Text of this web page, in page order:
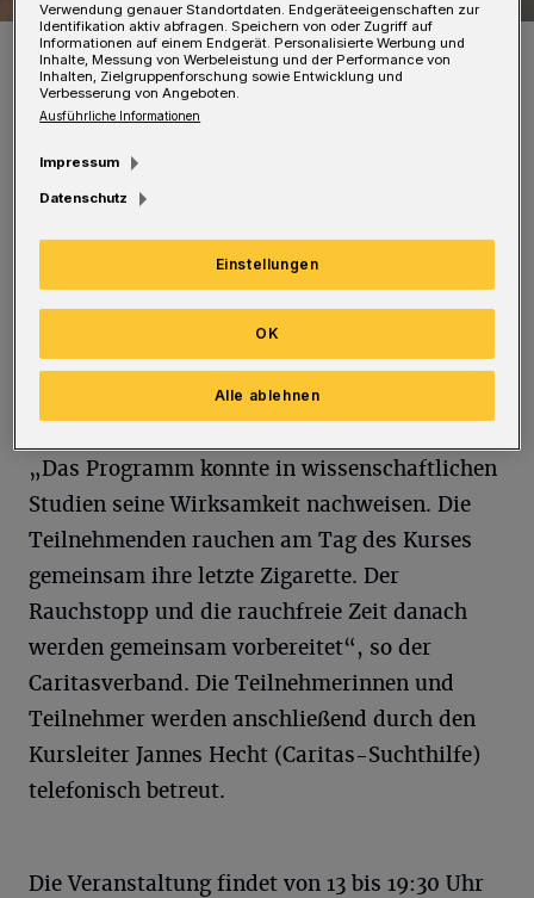
Symbolbild.
Foto: Birgit Malchow/be.p
D
Programm“ durchgeführt, das vom
Institut für Therapieforschung (IFT) München
in Zusammenarbeit mit der Bundeszentrale
für gesundheitliche Aufklärung (BZgA)
„Das Programm konnte in wissenschaftlichen
Studien seine Wirksamkeit nachweisen. Die
Teilnehmenden rauchen am Tag des Kurses
gemeinsam ihre letzte Zigarette. Der
Rauchstopp und die rauchfreie Zeit danach
werden gemeinsam vorbereitet“, so der
Caritasverband. Die Teilnehmerinnen und
Teilnehmer werden anschließend durch den
Kursleiter Jannes Hecht (Caritas-Suchthilfe)
telefonisch betreut.
Die Veranstaltung findet von 13 bis 19:30 Uhr
Verwendung genauer Standortdaten. Endgeräteeigenschaften zur
Identifikation aktiv abfragen. Speichern von oder Zugriff auf
Informationen auf einem Endgerät. Personalisierte Werbung und
Inhalte, Messung von Werbeleistung und der Performance von
Inhalten, Zielgruppenforschung sowie Entwicklung und
Verbesserung von Angeboten.
Ausführliche Informationen
Impressum
Datenschutz
Einstellungen
Alle ablehnen
OK